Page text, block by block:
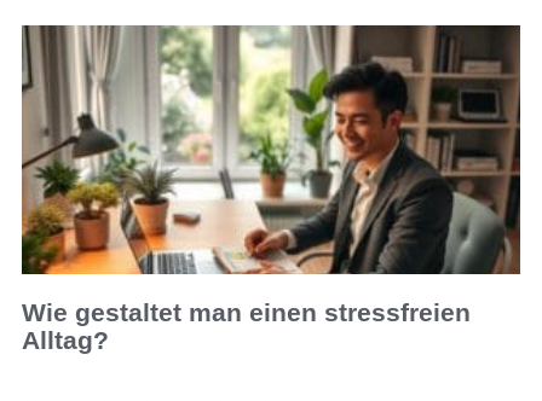
Wie gestaltet man einen stressfreien
Alltag?